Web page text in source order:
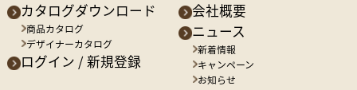
カタログダウンロード
商品カタログ
デザイナーカタログ
ログイン / 新規登録
会社概要
ニュース
新着情報
キャンペーン
お知らせ